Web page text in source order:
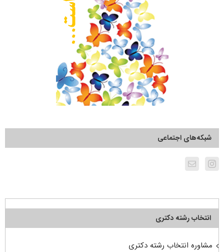
شبکه‌های اجتماعی
انتخاب رشته دکتری
مشاوره انتخاب رشته دکتری